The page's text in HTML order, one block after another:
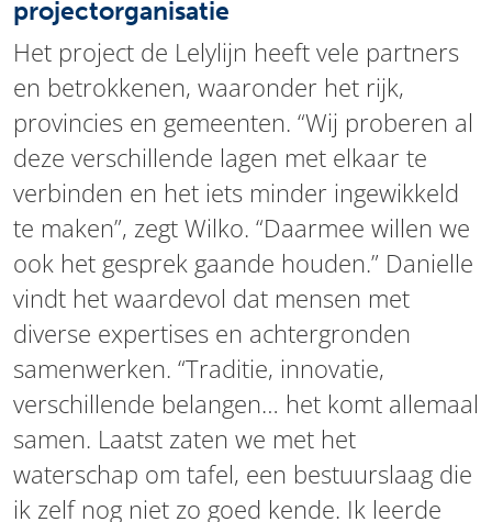
projectorganisatie
Het project de Lelylijn heeft vele partners
en betrokkenen, waaronder het rijk,
provincies en gemeenten. “Wij proberen al
deze verschillende lagen met elkaar te
verbinden en het iets minder ingewikkeld
te maken”, zegt Wilko. “Daarmee willen we
ook het gesprek gaande houden.” Danielle
vindt het waardevol dat mensen met
diverse expertises en achtergronden
samenwerken. “Traditie, innovatie,
verschillende belangen… het komt allemaal
samen. Laatst zaten we met het
waterschap om tafel, een bestuurslaag die
ik zelf nog niet zo goed kende. Ik leerde